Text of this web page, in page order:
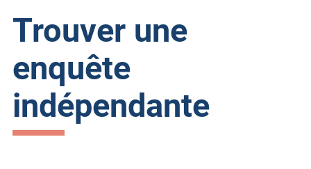
Trouver une
enquête
indépendante